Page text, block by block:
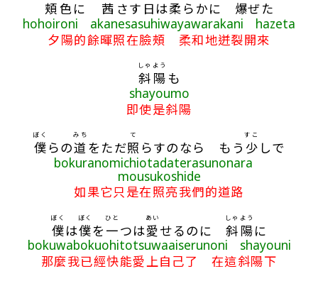
頬色に 茜 さす 日 は柔らかに 爆ぜた
hohoironi akanesasuhiwayawarakani hazeta
夕陽的餘暉照在臉頰 柔和地迸裂開來
斜陽
しゃよう
も
shayoumo
即使是斜陽
僕
ぼく
らの道
みち
をただ照
て
らすのなら もう 少
すこ
しで
bokuranomichiotadaterasunonara
mousukoshide
如果它只是在照亮我們的道路
僕
ぼく
は僕
ぼく
を 一
ひと
つは愛
あい
せるのに 斜陽
しゃよう
に
bokuwabokuohitotsuwaaiserunoni shayouni
那麼我已經快能愛上自己了 在這斜陽下